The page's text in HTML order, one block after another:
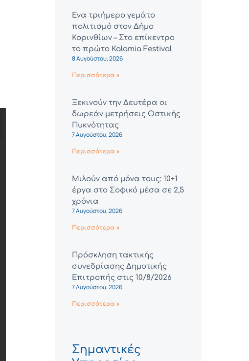
Ένα τριήμερο γεμάτο
πολιτισμό στον Δήμο
Κορινθίων – Στο επίκεντρο
το πρώτο Kalamia Festival
8 Αυγούστου, 2026
Περισσότερα »
Ξεκινούν την Δευτέρα οι
δωρεάν μετρήσεις Οστικής
Πυκνότητας
7 Αυγούστου, 2026
Περισσότερα »
Μιλούν από μόνα τους: 10+1
έργα στο Σοφικό μέσα σε 2,5
χρόνια
7 Αυγούστου, 2026
Περισσότερα »
Πρόσκληση τακτικής
συνεδρίασης Δημοτικής
Επιτροπής στις 10/8/2026
7 Αυγούστου, 2026
Περισσότερα »
Σημαντικές